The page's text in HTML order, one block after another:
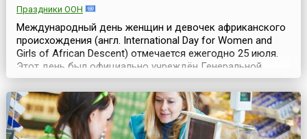
Праздники ООН
Международный день женщин и девочек африканского
происхождения (англ. International Day for Women and
Girls of African Descent) отмечается ежегодно 25 июля.
Этот день был официально учреждён Генеральной
Ассамблеей Организации Объединенных Наций (ООН) в
2024 году резолюцией A/RES/78/323, с целью
привлечения внимания к системному расизму,
дискриминации и неравенству, с которыми
сталкиваются женщины ...